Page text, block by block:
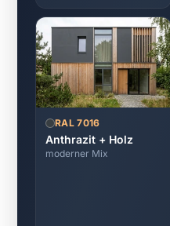
RAL 7016
Anthrazit + Holz
moderner Mix